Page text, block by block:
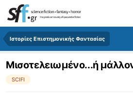
Ιστορίες Επιστημονικής Φαντασίας
Μισοτελειωμένο...ή
SCIFI